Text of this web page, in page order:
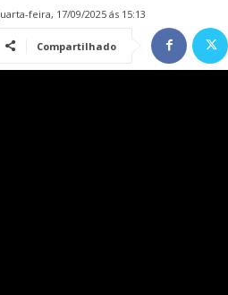
quarta-feira, 17/09/2025 ás 15:13
Compartilhado